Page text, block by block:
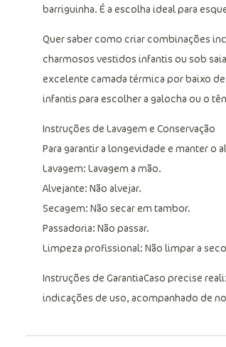
barriguinha. É a escolha ideal para
Quer saber como criar combinações
charmosos vestidos infantis ou sob
excelente camada térmica por baixo
infantis para escolher a galocha ou o
Instruções de Lavagem e Conservação
Para garantir a longevidade e manter
Lavagem: Lavagem a mão.
Alvejante: Não alvejar.
Secagem: Não secar em tambor.
Passadoria: Não passar.
Limpeza profissional: Não limpar a
Instruções de GarantiaCaso precise
indicações de uso, acompanhado de